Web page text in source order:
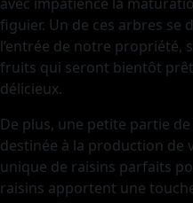
figuier. Un de ces arbres se
l’entrée de notre propriété,
fruits qui seront bientôt
délicieux.
De plus, une petite partie
destinée à la production de
unique de raisins parfaits
raisins apportent une